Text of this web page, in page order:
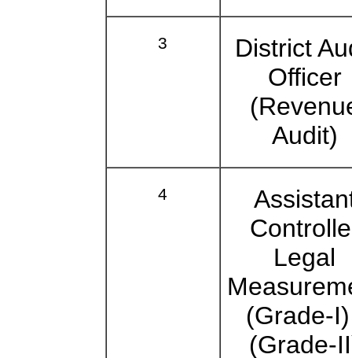
3
District
Officer
Audit)
4
Legal
(Grade-
(Grade-